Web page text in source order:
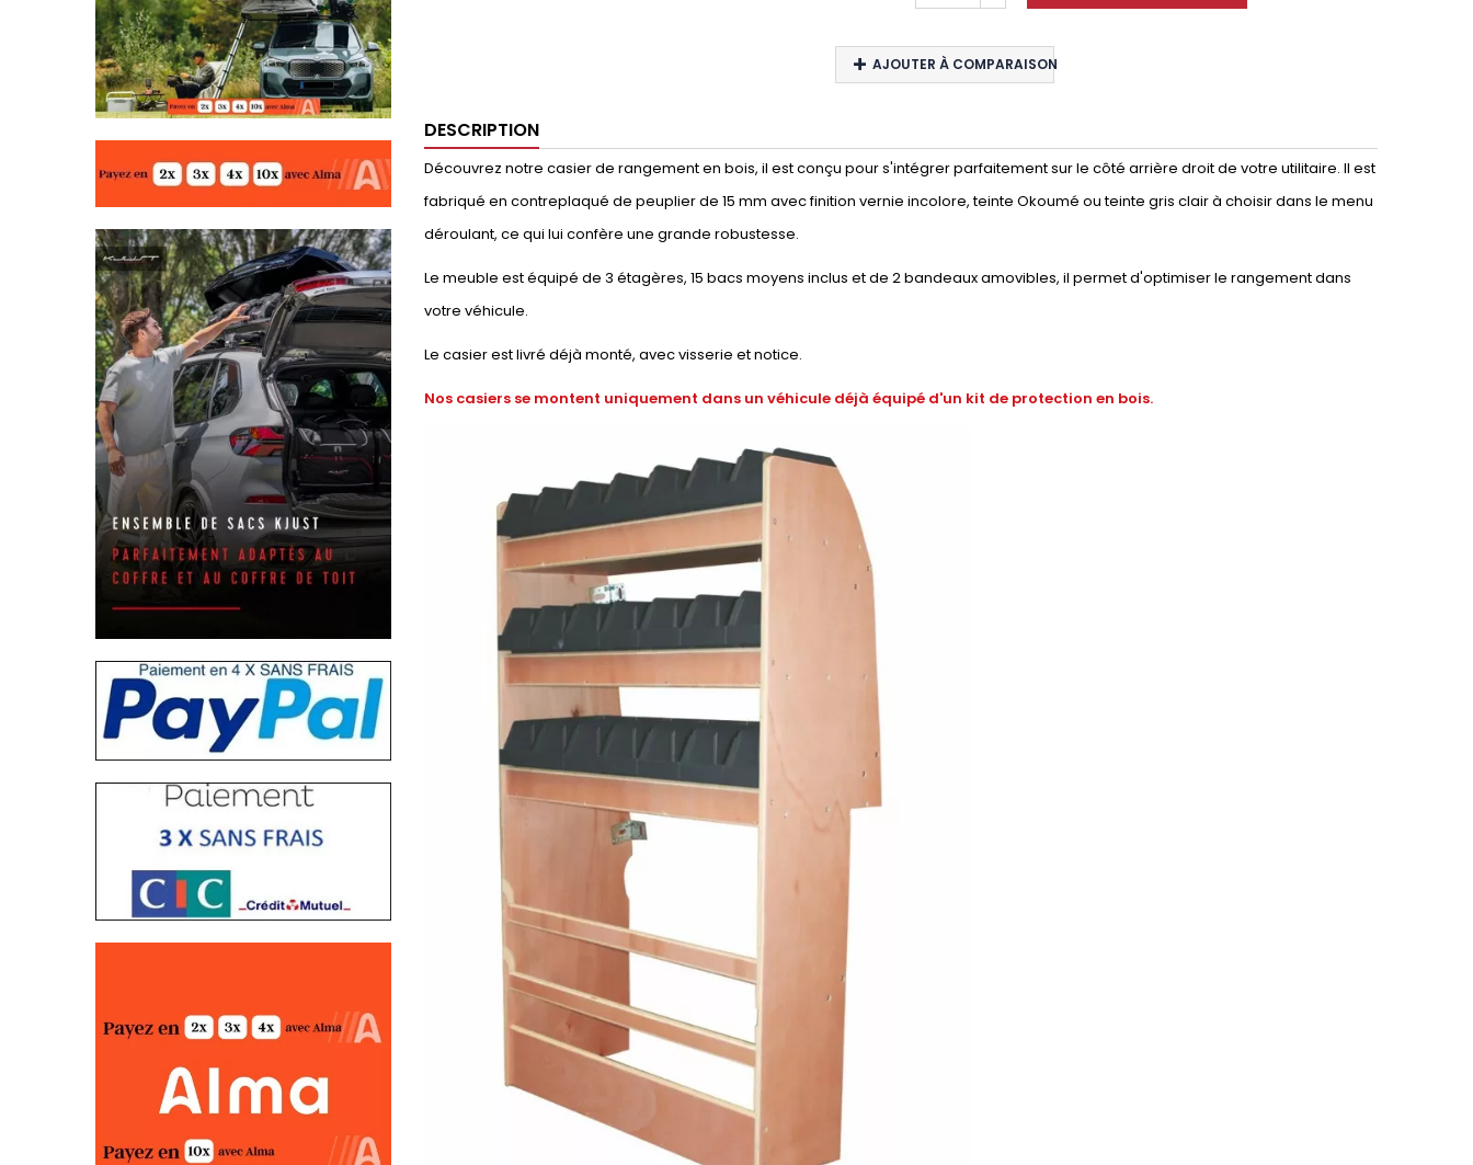
AJOUTER À COMPARAISON
DESCRIPTION
Découvrez notre casier de rangement en bois, il est conçu pour s'intégrer parfaitement sur le côté arrière droit de votre utilitaire. Il est
fabriqué en contreplaqué de peuplier de 15 mm avec finition vernie incolore, teinte Okoumé ou teinte gris clair à choisir dans le menu
déroulant, ce qui lui confère une grande robustesse.
Le meuble est équipé de 3 étagères, 15 bacs moyens inclus et de 2 bandeaux amovibles, il permet d'optimiser le rangement dans
votre véhicule.
Le casier est livré déjà monté, avec visserie et notice.
Nos casiers se montent uniquement dans un véhicule déjà équipé d'un kit de protection en bois.